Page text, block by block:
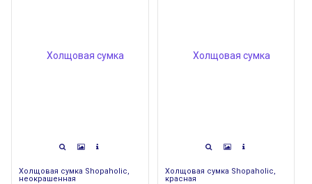
Холщовая сумка Shopaholic,
неокрашенная
Холщовая сумка Shopaholic,
красная